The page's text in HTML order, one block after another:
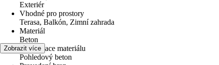
Exteriér
Vhodné pro prostory
Terasa, Balkón, Zimní zahrada
Materiál
Beton
Specifikace materiálu
Pohledový beton
Zobrazit více